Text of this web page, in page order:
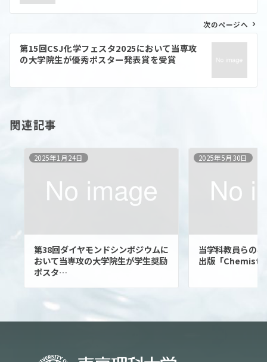
ゲ
シ
次のページへ
第15回CSJ化学フェスタ2025において当専攻
の大学院生が優秀ポスター発表賞を受賞
関連記事
2025年1月24日
第38回ダイヤモンドシンポジウムに
おいて当専攻の大学院生が学生奨励
ポスタ…
2025年5月30日
当学科教員らの
出版「